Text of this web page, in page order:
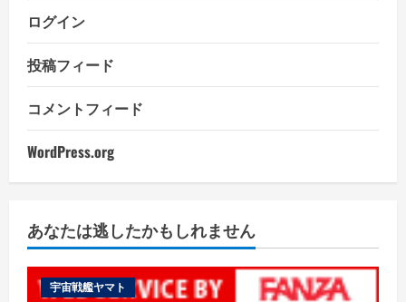
ログイン
投稿フィード
コメントフィード
WordPress.org
あなたは逃したかもしれません
宇宙戦艦ヤマト